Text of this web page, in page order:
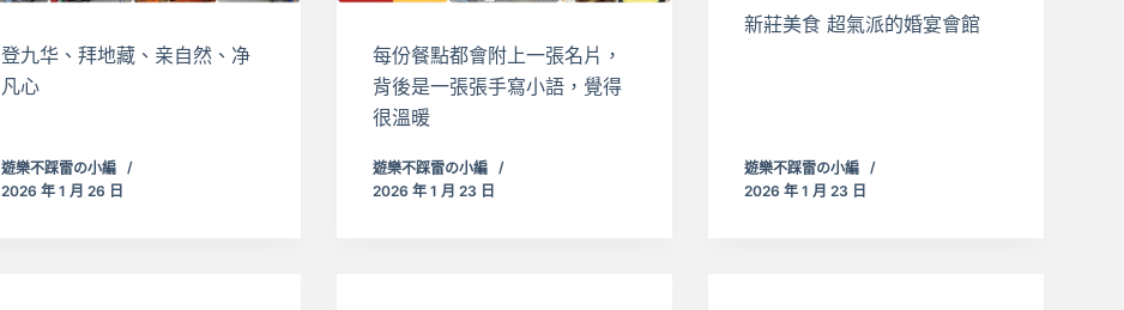
登九华、拜地藏、亲自然、净
凡心
遊樂不踩雷の小編
2026 年 1 月 26 日
每份餐點都會附上一張名片，
背後是一張張手寫小語，覺得
很溫暖
遊樂不踩雷の小編
2026 年 1 月 23 日
新莊美食 超氣派的婚宴會館
遊樂不踩雷の小編
2026 年 1 月 23 日